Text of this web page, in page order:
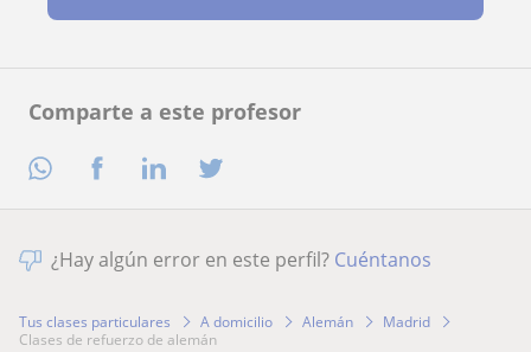
Comparte a este profesor
¿Hay algún error en este perfil? Cuéntanos
Tus clases particulares A domicilio Alemán
Madrid
clases de refuerzo de alemán